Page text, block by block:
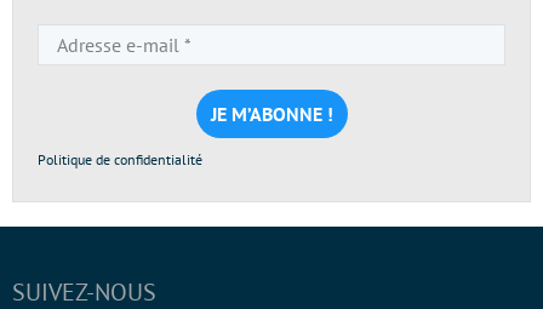
e-
mail
*
Politique de confidentialité
SUIVEZ-NOUS